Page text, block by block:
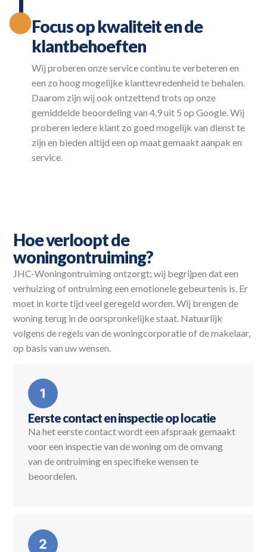
Focus op kwaliteit en de
klantbehoeften
Wij proberen onze service continu te verbeteren en
een zo hoog mogelijke klanttevredenheid te behalen.
Daarom zijn wij ook ontzettend trots op onze
gemiddelde beoordeling van 4,9 uit 5 op Google. Wij
proberen iedere klant zo goed mogelijk van dienst te
zijn en bieden altijd een op maat gemaakt aanpak en
service.
Hoe verloopt de
woningontruiming?
JHC-Woningontruiming ontzorgt; wij begrijpen dat een
verhuizing of ontruiming een emotionele gebeurtenis is. Er
moet in korte tijd veel geregeld worden. Wij brengen de
woning terug in de oorspronkelijke staat. Natuurlijk
volgens de regels van de woningcorporatie of de makelaar,
op basis van uw wensen.
Eerste contact en inspectie op locatie
Na het eerste contact wordt een afspraak gemaakt
voor een inspectie van de woning om de omvang
van de ontruiming en specifieke wensen te
beoordelen.